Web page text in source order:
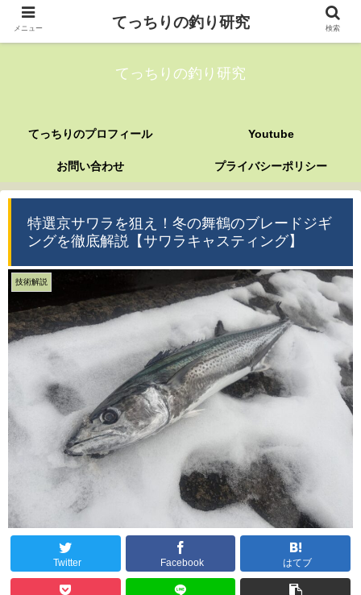
てっちりの釣り研究
てっちりのプロフィール Youtube
お問い合わせ プライバシーポリシー
特選京サワラを狙え！冬の舞鶴のブレードジギ
ングを徹底解説【サワラキャスティング】
技術解説
Twitter Facebook はてブ
メニュー てっちりの釣り研究 検索